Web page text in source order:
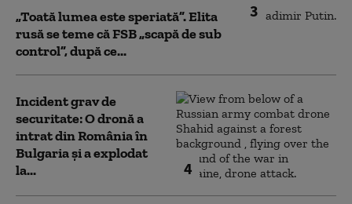
3
„Toată lumea este speriată”. Elita
rusă se teme că FSB „scapă de sub
control”, după ce...
4
Incident grav de
securitate: O dronă a
intrat din România în
Bulgaria şi a explodat
la...